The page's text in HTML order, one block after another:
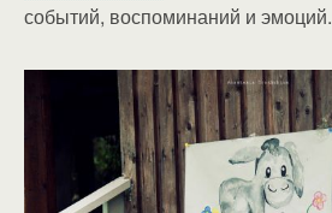
событий, воспоминаний и эмоций.